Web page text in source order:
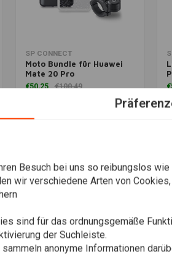
Zum Warenkorb hinzufügen
SP CONNECT
Moto Bundle für Huawei
Mate 20 Pro
€50,25 €100,49
Besuch bei uns so reibungslos
wir verschiedene Arten von
sind für das ordnungsgemäße
der Suchleiste.
anonyme Informationen